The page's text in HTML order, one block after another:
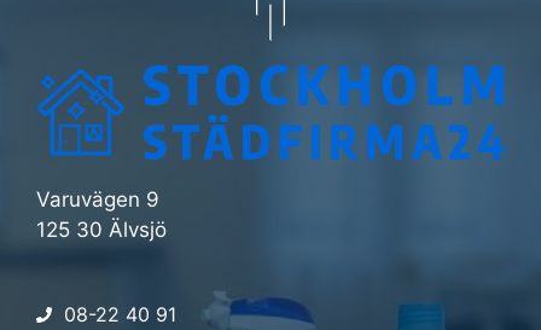
Varuvägen 9
125 30 Älvsjö
08-22 40 91